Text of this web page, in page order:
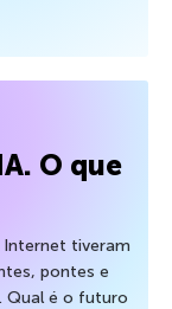
O que
Internet tiveram
pontes e
Qual é o futuro